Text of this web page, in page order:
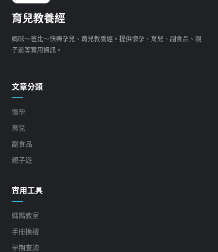
育兒教養經
媽咪～爸比～快樂孕兒、育兒教養經。提供懷孕、育兒、副食品、親
子遊等實用資訊。
文章分類
懷孕
育兒
副食品
親子遊
實用工具
媽媽教室
手冊換禮
孕期查詢